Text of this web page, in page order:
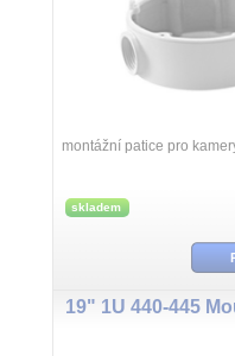
montážní patice pro
skladem